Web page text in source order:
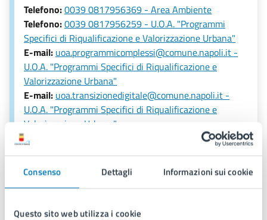
Consenso Dettagli Informazioni sui cookie
Questo sito web utilizza i cookie
Telefono:0039 0817956369 - Area Ambiente
Telefono:0039 0817956259 - U.O.A. "Programmi
Specifici di Riqualificazione e Valorizzazione Urbana"
E-mail: uoa.programmicomplessi@comune.napoli.it -
U.O.A. "Programmi Specifici di Riqualificazione e
Valorizzazione Urbana"
E-mail: uoa.transizionedigitale@comune.napoli.it -
U.O.A. "Programmi Specifici di Riqualificazione e
Valorizzazione Urbana"
PEC:
ambiente@pec.comune.napoli.it - Area Ambiente
U.O.A. "Programmi Specifici di Riqualificazione e
U.O.A. "Programmi Specifici di Riqualificazione e